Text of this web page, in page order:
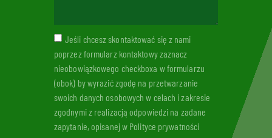
Jeśli chcesz skontaktować się z nami
poprzez formularz kontaktowy zaznacz
nieobowiązkowego checkboxa w formularzu
(obok) by wyrazić zgodę na przetwarzanie
swoich danych osobowych w celach i zakresie
zgodnymi z realizacją odpowiedzi na zadane
zapytanie, opisanej w Polityce prywatności